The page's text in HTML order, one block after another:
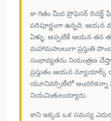
కా గితం మీద ప్రొఫెసర్ రిచర్డ్
పరిపూర్ణంగా ఉన్నది. ఆయన
ఏళ్ళు. అప్పటికే ఆయన తన
మహామహులుగా ప్రస్తుతి
సంభావ్యతను నియంత్రణ
ప్రస్తుతం ఆయన న్యూయార్క్
యూనివర్సిటీలో అందరికన్నా
నియమితులయ్యారు.
కాని ఇక్కడ ఒక సమస్య